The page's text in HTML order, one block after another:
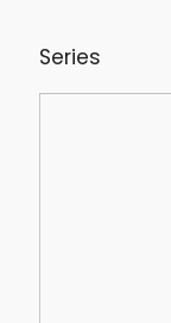
Series